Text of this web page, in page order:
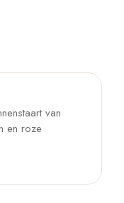
van
en roze